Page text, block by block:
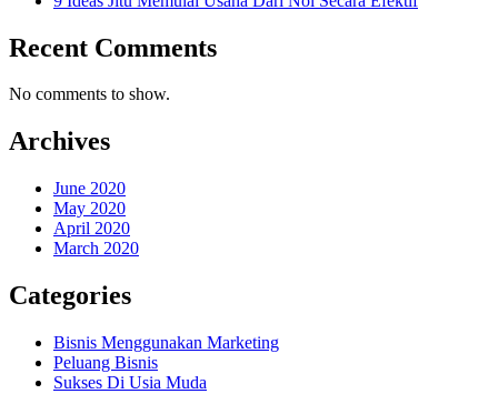
Recent Comments
No comments to show.
Archives
June 2020
May 2020
April 2020
March 2020
Categories
Bisnis Menggunakan Marketing
Peluang Bisnis
Sukses Di Usia Muda